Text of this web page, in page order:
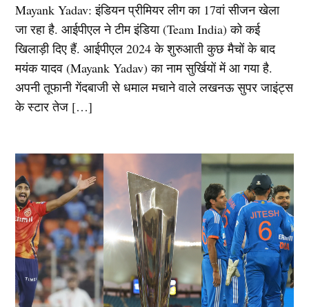
Mayank Yadav: इंडियन प्रीमियर लीग का 17वां सीजन खेला
जा रहा है. आईपीएल ने टीम इंडिया (Team India) को कई
खिलाड़ी दिए हैं. आईपीएल 2024 के शुरुआती कुछ मैचों के बाद
मयंक यादव (Mayank Yadav) का नाम सुर्खियों में आ गया है.
अपनी तूफानी गेंदबाजी से धमाल मचाने वाले लखनऊ सुपर जाइंट्स
के स्टार तेज […]